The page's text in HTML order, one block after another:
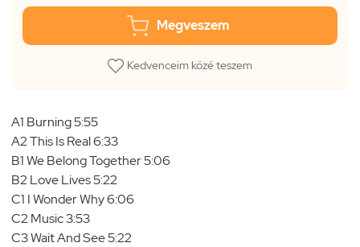
Megveszem
Kedvenceim közé teszem
A1 Burning 5:55
A2 This Is Real 6:33
B1 We Belong Together 5:06
B2 Love Lives 5:22
C1 I Wonder Why 6:06
C2 Music 3:53
C3 Wait And See 5:22